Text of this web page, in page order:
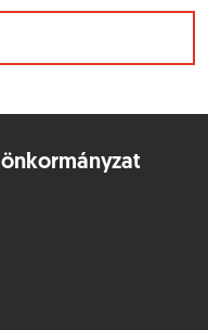
önkormányzat